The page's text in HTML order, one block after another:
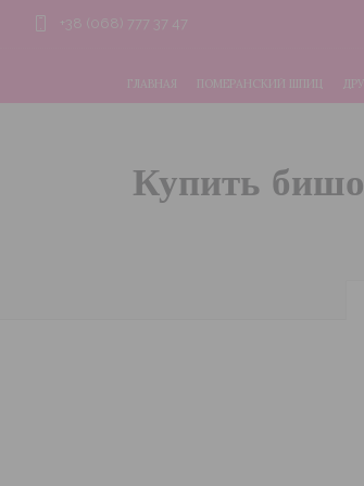
+38 (068) 777 37 47
ГЛАВНАЯ ПОМЕРАНСКИЙ ШПИЦ
Купить